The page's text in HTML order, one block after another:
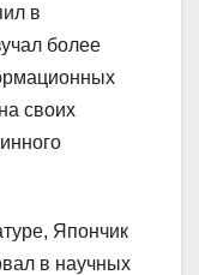
в
более
своих
Япончик
в научных